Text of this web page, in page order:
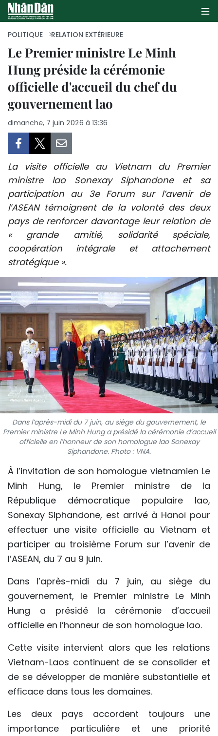
PAGE D'ACCUEIL
POLITIQUE
CULTURE
TOURISME
ENVIRONNEMENT
SPORT
FRANCOPHONIE
PAYS NATAL
INTERNATIONAL
MÉGASTORIE
INFOGRAPHIE
PHOTO
VIDÉO
À PROPOS DU "PEUPLE"
TIẾNG VIỆT
ENGLISH
中文
РУССКИЙ
ESPAÑOL
POLITIQUE RELATION EXTÉRIEURE
Le Premier ministre Le Minh
Hung préside la cérémonie
officielle d'accueil du chef du
gouvernement lao
dimanche, 7 juin 2026 à 13:36
La visite officielle au Vietnam du Premier
ministre lao Sonexay Siphandone et sa
participation au 3e Forum sur l’avenir de
l’ASEAN témoignent de la volonté des deux
pays de renforcer davantage leur relation de
« grande amitié, solidarité spéciale,
coopération intégrale et attachement
stratégique ».
Dans l’après-midi du 7 juin, au siège du gouvernement, le
Premier ministre Le Minh Hung a présidé la cérémonie d’accueil
officielle en l’honneur de son homologue lao Sonexay
Siphandone. Photo : VNA.
À l’invitation de son homologue vietnamien Le
Minh Hung, le Premier ministre de la
République démocratique populaire lao,
Sonexay Siphandone, est arrivé à Hanoï pour
effectuer une visite officielle au Vietnam et
participer au troisième Forum sur l’avenir de
l’ASEAN, du 7 au 9 juin.
Dans l’après-midi du 7 juin, au siège du
gouvernement, le Premier ministre Le Minh
Hung a présidé la cérémonie d’accueil
officielle en l’honneur de son homologue lao.
Cette visite intervient alors que les relations
Vietnam-Laos continuent de se consolider et
de se développer de manière substantielle et
efficace dans tous les domaines.
Les deux pays accordent toujours une
importance particulière et une priorité